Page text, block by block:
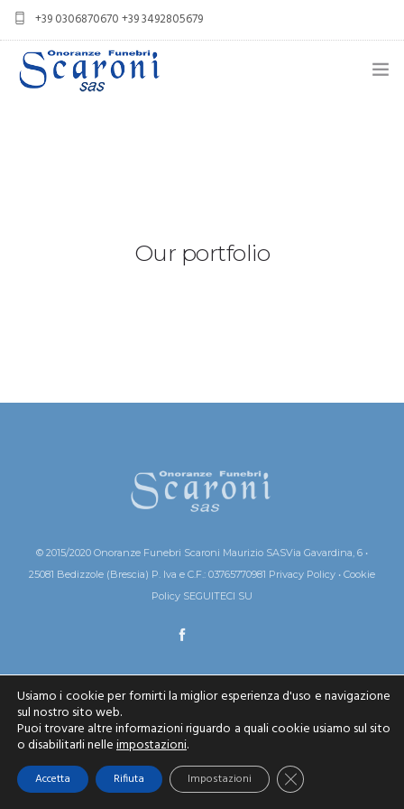
+39 0306870670 +39 3492805679
info@onoranzefunebriscaroni.it
Our portfolio
© 2015/2020 Onoranze Funebri Scaroni Maurizio SASVia Gavardina, 6 •
25081 Bedizzole (Brescia) P. Iva e C.F.: 03765770981 Privacy Policy • Cookie
Policy SEGUITECI SU
Usiamo i cookie per fornirti la miglior esperienza d'uso e navigazione
sul nostro sito web.
Puoi trovare altre informazioni riguardo a quali cookie usiamo sul sito
o disabilitarli nelleimpostazioni.
Accetta Rifiuta Impostazioni Close GDPR Cookie